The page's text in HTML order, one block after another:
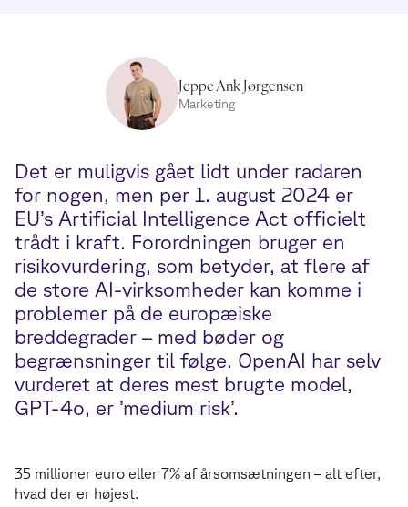
Jeppe Ank Jørgensen
Marketing
Det er muligvis gået lidt under radaren
for nogen, men per 1. august 2024 er
EU’s Artificial Intelligence Act officielt
trådt i kraft. Forordningen bruger en
risikovurdering, som betyder, at flere af
de store AI-virksomheder kan komme i
problemer på de europæiske
breddegrader – med bøder og
begrænsninger til følge. OpenAI har selv
vurderet at deres mest brugte model,
GPT-4o, er ’medium risk’.
35 millioner euro eller 7% af årsomsætningen – alt efter,
hvad der er højest.